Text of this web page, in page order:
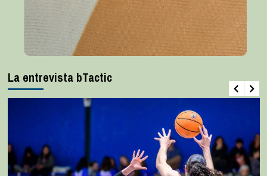
La entrevista bTactic